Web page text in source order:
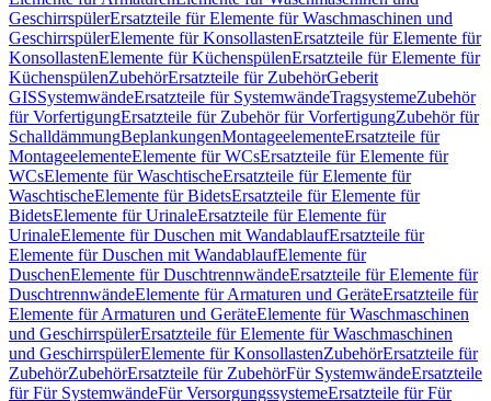
GeschirrspülerErsatzteile für Elemente für Waschmaschinen und
GeschirrspülerElemente für KonsollastenErsatzteile für Elemente für
KonsollastenElemente für KüchenspülenErsatzteile für Elemente für
KüchenspülenZubehörErsatzteile für ZubehörGeberit
GISSystemwändeErsatzteile für SystemwändeTragsystemeZubehör
für VorfertigungErsatzteile für Zubehör für VorfertigungZubehör für
SchalldämmungBeplankungenMontageelementeErsatzteile für
MontageelementeElemente für WCsErsatzteile für Elemente für
WCsElemente für WaschtischeErsatzteile für Elemente für
WaschtischeElemente für BidetsErsatzteile für Elemente für
BidetsElemente für UrinaleErsatzteile für Elemente für
UrinaleElemente für Duschen mit WandablaufErsatzteile für
Elemente für Duschen mit WandablaufElemente für
DuschenElemente für DuschtrennwändeErsatzteile für Elemente für
DuschtrennwändeElemente für Armaturen und GeräteErsatzteile für
Elemente für Armaturen und GeräteElemente für Waschmaschinen
und GeschirrspülerErsatzteile für Elemente für Waschmaschinen
und GeschirrspülerElemente für KonsollastenZubehörErsatzteile für
ZubehörZubehörErsatzteile für ZubehörFür SystemwändeErsatzteile
für Für SystemwändeFür VersorgungssystemeErsatzteile für Für